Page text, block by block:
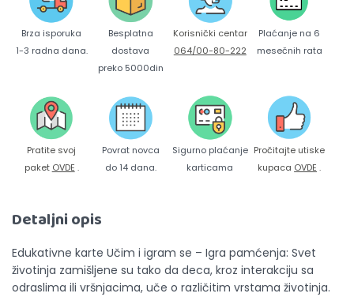
Brza isporuka
1-3 radna dana.
Besplatna
dostava
preko 5000din
Korisnički centar
064/00-80-222
Plaćanje na 6
mesečnih rata
Pratite svoj
paket OVDE .
Povrat novca
do 14 dana.
Sigurno plaćanje
karticama
Pročitajte utiske
kupaca OVDE .
Detaljni opis
Edukativne karte Učim i igram se – Igra pamćenja: Svet
životinja zamišljene su tako da deca, kroz interakciju sa
odraslima ili vršnjacima, uče o različitim vrstama životinja.